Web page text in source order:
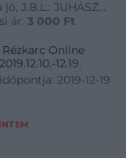
J.B.L.: JUHÁSZ
ár: 3 000 Ft
Rézkarc Online
12.19.
2019-12-19